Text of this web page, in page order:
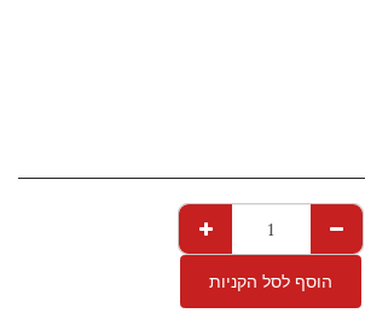
הוסף לסל הקניות